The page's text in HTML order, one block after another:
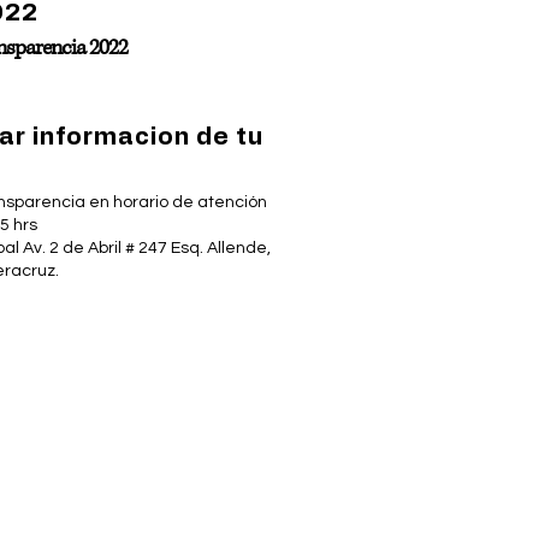
2022
informacion de tu
en horario de atención
hrs
Av. 2 de Abril # 247 Esq. Allende,